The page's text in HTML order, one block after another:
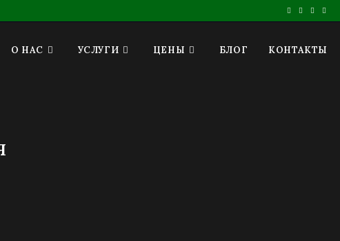
О НАС УСЛУГИ ЦЕНЫ БЛОГ КОНТАКТЫ